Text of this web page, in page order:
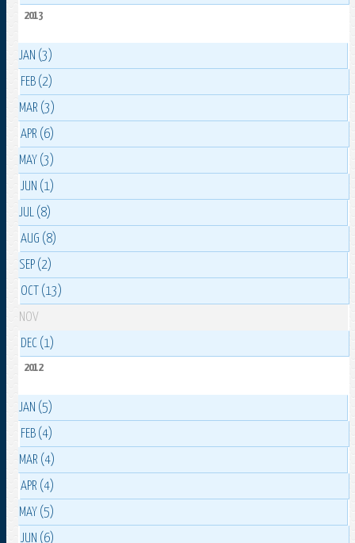
2013
JAN (3)
FEB (2)
MAR (3)
APR (6)
MAY (3)
JUN (1)
JUL (8)
AUG (8)
SEP (2)
OCT (13)
NOV
DEC (1)
2012
JAN (5)
FEB (4)
MAR (4)
APR (4)
MAY (5)
JUN (6)